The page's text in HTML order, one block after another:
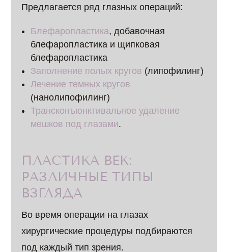
Предлагается ряд глазных операций:
Блефаропластика, добавочная
блефаропластика и щипковая
блефаропластика
Заполнение полых кругов (липофилинг)
Лечение темных кругов
(нанолипофилинг)
Трансконъюнктивальное удаление
мешков под глазами.
ПЛАСТИКА ВЕК:
РАЗЛИЧНЫЕ ТИПЫ
ВЗГЛЯДА
Во время операции на глазах
хирургические процедуры подбираются
под каждый тип зрения.